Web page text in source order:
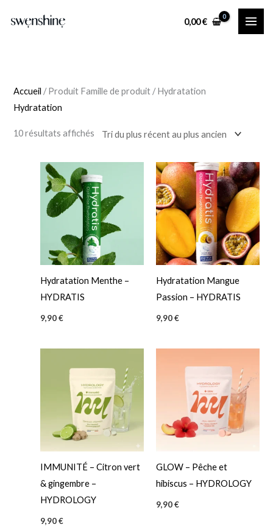
0,00€
e
a
l
e
d
Accueil / Produit Famille de produit / Hydratation
Hydratation
10 résultats affichés
plus
Hydratation Menthe –
HYDRATIS
9,90€
Hydratation Mangue
Passion – HYDRATIS
9,90€
IMMUNITÉ – Citron vert
& gingembre –
HYDROLOGY
9,90€
GLOW – Pêche et
hibiscus – HYDROLOGY
9,90€